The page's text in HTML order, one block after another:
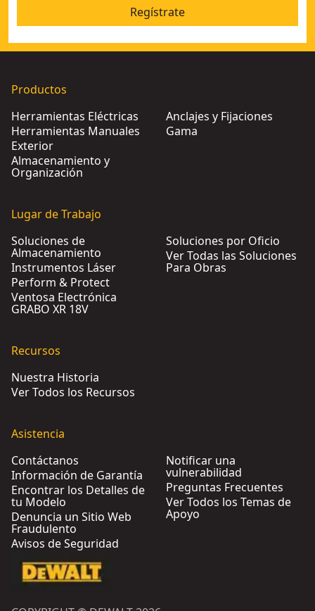
Regístrate
Productos
Herramientas Eléctricas
Herramientas Manuales
Exterior
Almacenamiento y
Organización
Anclajes y Fijaciones
Gama
Lugar de Trabajo
Soluciones de
Almacenamiento
Instrumentos Láser
Perform & Protect
Ventosa Electrónica
GRABO XR 18V
Soluciones por Oficio
Ver Todas las Soluciones
Para Obras
Recursos
Nuestra Historia
Ver Todos los Recursos
Asistencia
Contáctanos
Información de Garantía
Encontrar los Detalles de
tu Modelo
Denuncia un Sitio Web
Fraudulento
Avisos de Seguridad
Notificar una
vulnerabilidad
Preguntas Frecuentes
Ver Todos los Temas de
Apoyo